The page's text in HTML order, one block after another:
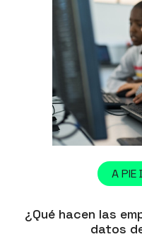
A PIE
¿Qué hacen las
datos